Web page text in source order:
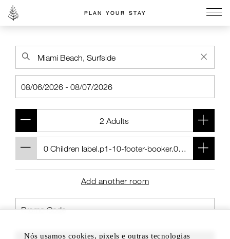
PLAN YOUR STAY
Add another room
Nós usamos cookies, pixels e outras tecnologias